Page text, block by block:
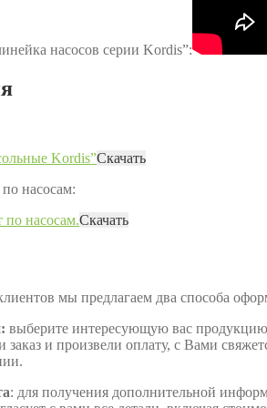
насосов серии Kordis”:
Kordis”Скачать
насосам:
насосам.Скачать
мы предлагаем два способа
выберите интересующую вас продукцию,
и произвели оплату, с Вами
: для получения дополнительной